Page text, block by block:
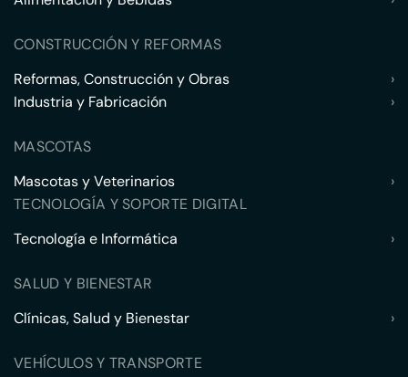
CONSTRUCCIÓN Y REFORMAS
Reformas, Construcción y Obras
›
Industria y Fabricación
›
MASCOTAS
Mascotas y Veterinarios
›
TECNOLOGÍA Y SOPORTE DIGITAL
Tecnología e Informática
›
SALUD Y BIENESTAR
Clínicas, Salud y Bienestar
›
VEHÍCULOS Y TRANSPORTE